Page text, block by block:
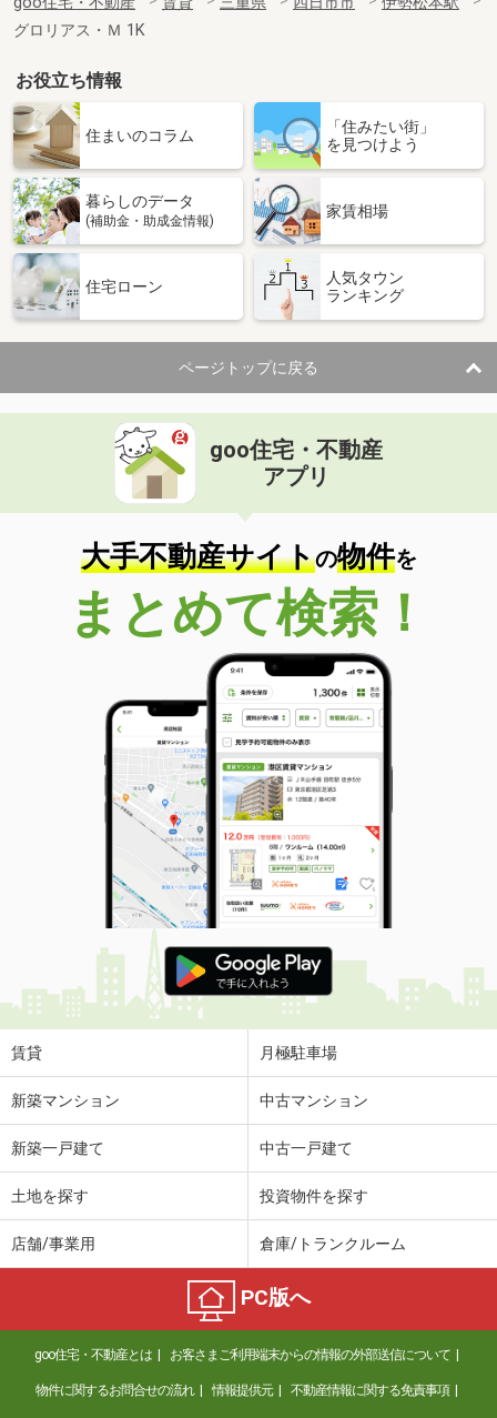
グロリアス・Ｍ 1K
お役立ち情報
住まいのコラム
「住みたい街」
を見つけよう
暮らしのデータ
(補助金・助成金情報)
家賃相場
住宅ローン
人気タウン
ランキング
ページトップに戻る
goo住宅・不動産
アプリ
大手不動産サイトの物件を
まとめて検索！
賃貸 月極駐車場
新築マンション 中古マンション
新築一戸建て 中古一戸建て
土地を探す 投資物件を探す
店舗/事業用 倉庫/トランクルーム
PC版へ
goo住宅・不動産とは お客さまご利用端末からの情報の外部送信について
物件に関するお問合せの流れ 情報提供元 不動産情報に関する免責事項